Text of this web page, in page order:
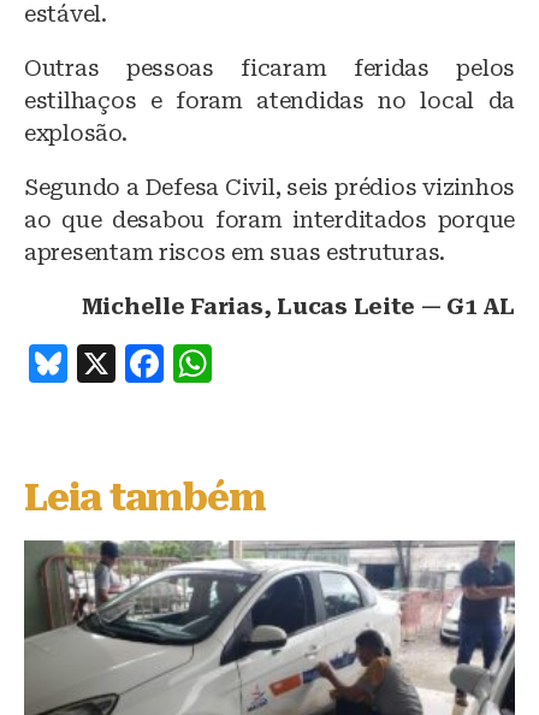
estável.
Outras pessoas ficaram feridas pelos
estilhaços e foram atendidas no local da
explosão.
Segundo a Defesa Civil, seis prédios vizinhos
ao que desabou foram interditados porque
apresentam riscos em suas estruturas.
Michelle Farias, Lucas Leite — G1 AL
B
s
k
y
X
F
e
b
o
o
k
s
A
p
p
Leia também